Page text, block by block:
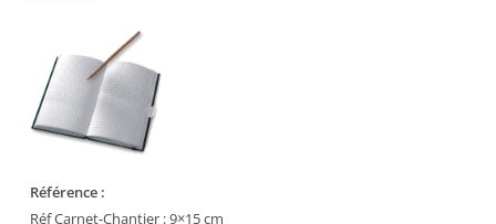
Référence :
Réf Carnet-Chantier : 9×15cm